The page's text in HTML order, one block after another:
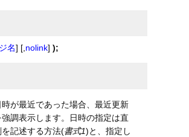
名] [, nolink] );
が最近であった場合、最近更新
調表示します。日時の指定は直
記述する方法(書式1)と、指定し